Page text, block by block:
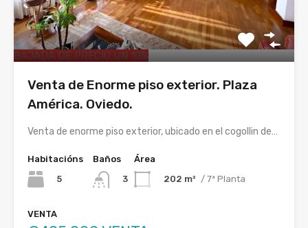
BAJADA DE PRECIO UN 10%
Venta de Enorme piso exterior. Plaza
América. Oviedo.
Venta de enorme piso exterior, ubicado en el cogollin de…
Habitacións
5
Baños
3
Área
202 m² / 7ª Planta
VENTA